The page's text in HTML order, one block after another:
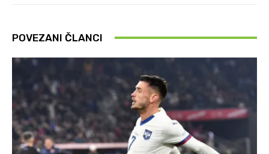
POVEZANI ČLANCI